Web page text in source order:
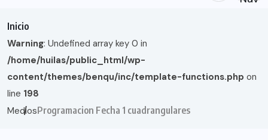
Inicio
Warning: Undefined array key 0 in
/home/huilas/public_html/wp-
content/themes/benqu/inc/template-functions.php on
line 198
MediosProgramacion Fecha 1 cuadrangulares